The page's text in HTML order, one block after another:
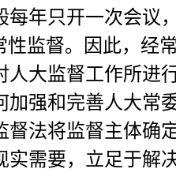
每年只开一次会议
性监督。因此，经
人大监督工作所进
加强和完善人大常
督法将监督主体确
实需要，立足于解